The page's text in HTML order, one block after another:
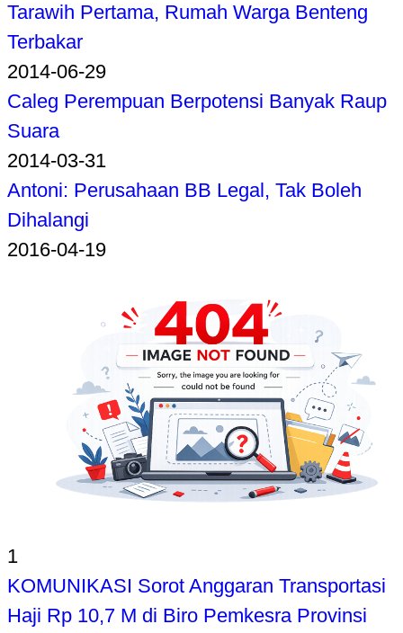
Tarawih Pertama, Rumah Warga Benteng
Terbakar
2014-06-29
Caleg Perempuan Berpotensi Banyak Raup
Suara
2014-03-31
Antoni: Perusahaan BB Legal, Tak Boleh
Dihalangi
2016-04-19
1
KOMUNIKASI Sorot Anggaran Transportasi
Haji Rp 10,7 M di Biro Pemkesra Provinsi